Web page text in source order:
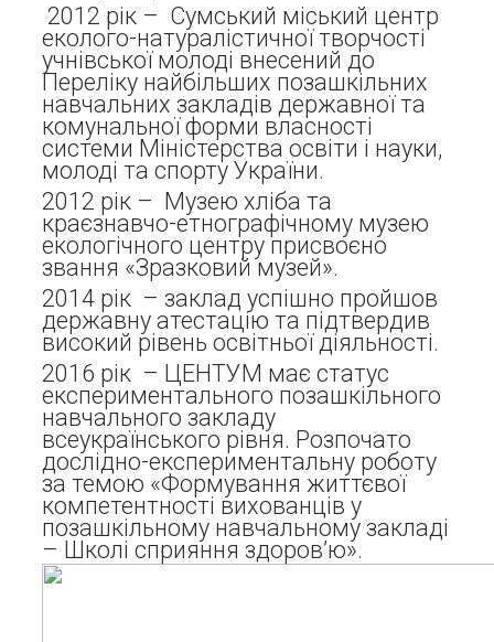
2012 рік – Сумський міський центр
еколого-натуралістичної творчості
учнівської молоді внесений до
Переліку найбільших позашкільних
навчальних закладів державної та
комунальної форми власності
системи Міністерства освіти і науки,
молоді та спорту України.
2012 рік – Музею хліба та
краєзнавчо-етнографічному музею
екологічного центру присвоєно
звання «Зразковий музей».
2014 рік – заклад успішно пройшов
державну атестацію та підтвердив
високий рівень освітньої діяльності.
2016 рік – ЦЕНТУМ має статус
експериментального позашкільного
навчального закладу
всеукраїнського рівня. Розпочато
дослідно-експериментальну роботу
за темою «Формування життєвої
компетентності вихованців у
позашкільному навчальному закладі
– Школі сприяння здоров’ю».